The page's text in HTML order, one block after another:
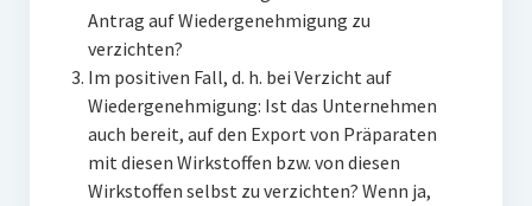
Antrag auf Wiedergenehmigung zu
verzichten?
Im positiven Fall, d. h. bei Verzicht auf
Wiedergenehmigung: Ist das Unternehmen
auch bereit, auf den Export von Präparaten
mit diesen Wirkstoffen bzw. von diesen
Wirkstoffen selbst zu verzichten? Wenn ja,